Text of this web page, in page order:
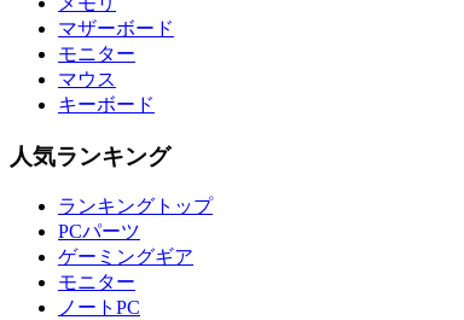
マザーボード
モニター
マウス
キーボード
人気ランキング
ランキングトップ
PCパーツ
ゲーミングギア
モニター
ノートPC